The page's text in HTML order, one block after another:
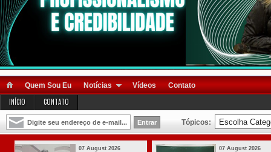
Quem Sou Eu Notícias Vídeos Contato
INÍCIO CONTATO
Tópicos:
07 August 2026 03 August